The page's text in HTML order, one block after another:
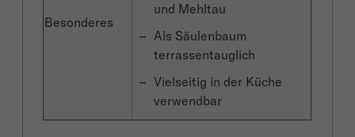
Besonderes
und Mehltau
Als Säulenbaum
terrassentauglich
Vielseitig in der Küche
verwendbar